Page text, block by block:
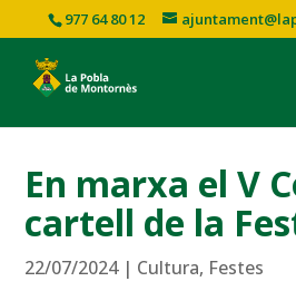
977 64 80 12
En marxa el V
cartell de la
22/07/2024| Cultura, Festes